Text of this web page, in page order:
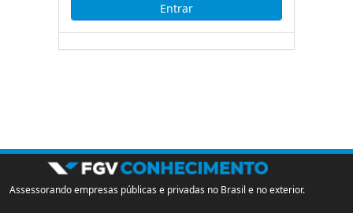
Assessorando empresas públicas e privadas no Brasil e no exterior.